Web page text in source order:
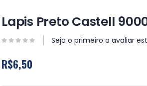
Lapis Preto Castell
Seja o primeiro a avaliar
R$6,50